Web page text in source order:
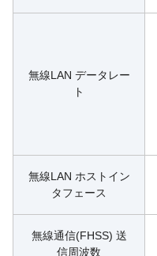
無線LAN データレー
ト
無線LAN ホストイン
タフェース
無線通信(FHSS) 送
信周波数